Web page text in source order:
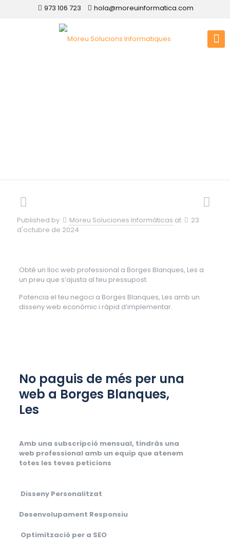
973 106 723 hola@moreuinformatica.com
Published by Moreu Soluciones Informáticas at
23
d'octubre de 2024
Obté un lloc web professional a Borges Blanques, Les a
un preu que s’ajusta al teu pressupost.
Potencia el teu negoci a Borges Blanques, Les amb un
disseny web econòmic i ràpid d’implementar.
No paguis de més per una
web a Borges Blanques,
Les
Amb una subscripció mensual, tindràs una
web professional amb un equip que atenem
totes les teves peticions
Disseny Personalitzat
Desenvolupament Responsiu
Optimització per a SEO